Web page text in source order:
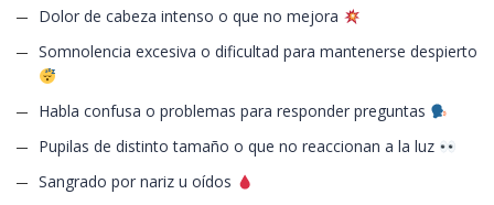
Dolor de cabeza intenso o que no mejora
Somnolencia excesiva o dificultad para mantenerse despierto
Habla confusa o problemas para responder preguntas
Pupilas de distinto tamaño o que no reaccionan a la luz
Sangrado por nariz u oídos